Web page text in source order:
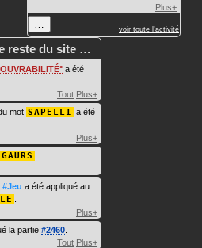
Plus+
voir toute l'activité
reste du site …
a été
Tout Plus+
mot SAPELLI a été
Plus+
GAURS
#Jeu a été appliqué au
Plus+
la partie #2460
Tout Plus+